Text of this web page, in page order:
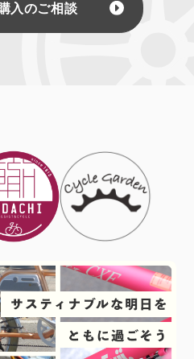
入のご相談